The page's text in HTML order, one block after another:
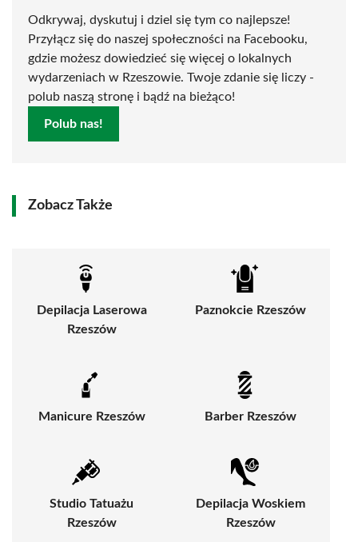
Odkrywaj, dyskutuj i dziel się tym co najlepsze!
Przyłącz się do naszej społeczności na Facebooku,
gdzie możesz dowiedzieć się więcej o lokalnych
wydarzeniach w Rzeszowie. Twoje zdanie się liczy -
polub naszą stronę i bądź na bieżąco!
Polub nas!
Zobacz Także
Depilacja Laserowa
Rzeszów
Paznokcie Rzeszów
Manicure Rzeszów Barber Rzeszów
Studio Tatuażu
Rzeszów
Depilacja Woskiem
Rzeszów